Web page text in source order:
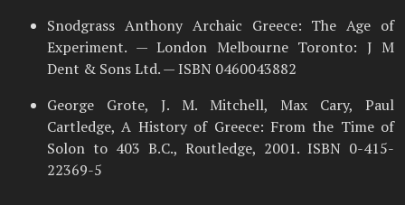
Snodgrass Anthony Archaic Greece: The Age of
Experiment. — London Melbourne Toronto: J M
Dent & Sons Ltd. — ISBN 0460043882
George Grote, J. M. Mitchell, Max Cary, Paul
Cartledge, A History of Greece: From the Time of
Solon to 403 B.C., Routledge, 2001. ISBN 0-415-
22369-5